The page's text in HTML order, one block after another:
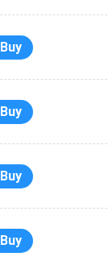
Buy
Buy
Buy
Buy